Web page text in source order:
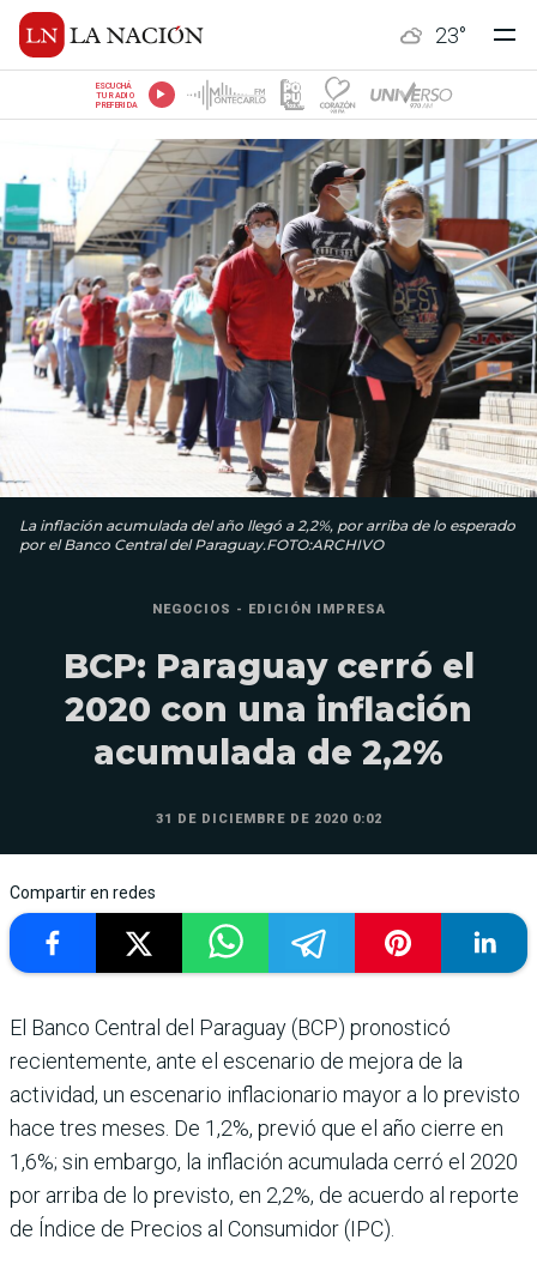
23°
ESCUCHÁ
TU RADIO
PREFERIDA
La inflación acumulada del año llegó a 2,2%, por arriba de lo esperado
por el Banco Central del Paraguay.FOTO:ARCHIVO
NEGOCIOS - EDICIÓN IMPRESA
BCP: Paraguay cerró el
2020 con una inflación
acumulada de 2,2%
31 DE DICIEMBRE DE 2020 0:02
Compartir en redes
El Banco Central del Paraguay (BCP) pro­nosticó
reciente­mente, ante el escenario de mejora de la
actividad, un esce­nario inflacionario mayor a lo previsto
hace tres meses. De 1,2%, previó que el año cierre en
1,6%; sin embargo, la infla­ción acumulada cerró el 2020
por arriba de lo previsto, en 2,2%, de acuerdo al reporte
de Índice de Precios al Con­sumidor (IPC).